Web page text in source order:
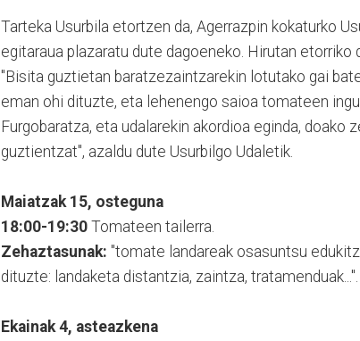
Tarteka Usurbila etortzen da, Agerrazpin kokaturko
egitaraua plazaratu dute dagoeneko. Hirutan etorriko
"Bisita guztietan baratzezaintzarekin lotutako gai
eman ohi dituzte, eta lehenengo saioa tomateen
Furgobaratza, eta udalarekin akordioa eginda, doako
guztientzat", azaldu dute Usurbilgo Udaletik.
Maiatzak 15, osteguna
18:00-19:30 Tomateen tailerra.
Zehaztasunak: "tomate landareak osasuntsu
dituzte: landaketa distantzia, zaintza, tratamenduak...".
Ekainak 4, asteazkena